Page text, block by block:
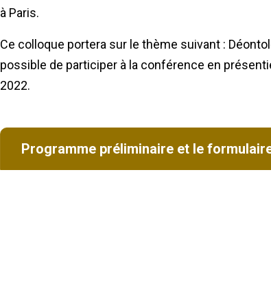
à Paris.
Ce colloque portera sur le thème suivant :
possible de participer à la conférence en
2022.
Programme préliminaire et le